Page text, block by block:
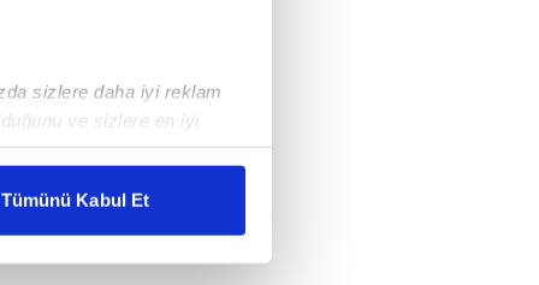
sizlere daha iyi reklam
ve sizlere en iyi
karşılamak
gösterilmeyecektir."
Tümünü Kabul Et